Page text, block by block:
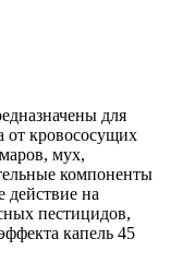
для
от кровососущих
мух,
компоненты
действие на
пестицидов,
капель 45